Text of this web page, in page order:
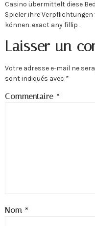
Casino übermittelt diese
Spieler ihre
können. exact any fillip .
Laisser un
Votre adresse e-mail ne
sont indiqués avec *
Commentaire *
Nom *